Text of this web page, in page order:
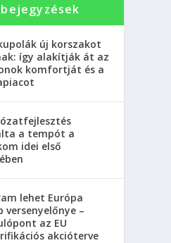
új korszakot
így alakítják át az
komfortját és a
a tempót a
idei első
lehet Európa
versenyelőnye –
az EU
akcióterve